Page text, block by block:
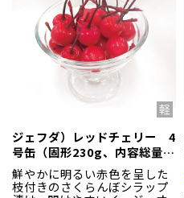
ジェフダ）レッドチェリー 4
号缶（固形230g、内容総量
425g）約47～68粒入
鮮やかに明るい赤色を呈した
枝付きのさくらんぼシラップ